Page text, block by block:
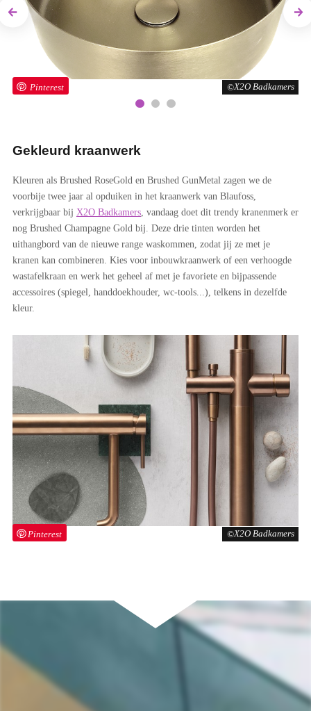
Previous
X2O Badkamers
Pinterest
Next
X2O Badkamers
Pinterest
Gekleurd kraanwerk
Kleuren als Brushed RoseGold en Brushed GunMetal zagen we de
voorbije twee jaar al opduiken in het kraanwerk van Blaufoss,
verkrijgbaar bij X2O Badkamers, vandaag doet dit trendy kranenmerk er
nog Brushed Champagne Gold bij. Deze drie tinten worden het
uithangbord van de nieuwe range waskommen, zodat jij ze met je
kranen kan combineren. Kies voor inbouwkraanwerk of een verhoogde
wastafelkraan en werk het geheel af met je favoriete en bijpassende
accessoires (spiegel, handdoekhouder, wc-tools...), telkens in dezelfde
kleur.